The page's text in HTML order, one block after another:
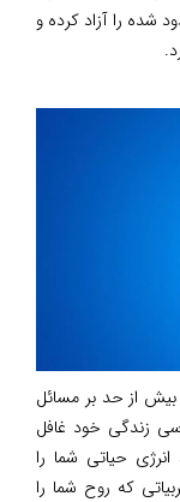
شده را آزاد کرده و
از حد بر مسائل
زندگی خود غافل
حیاتی شما را
که روح شما را